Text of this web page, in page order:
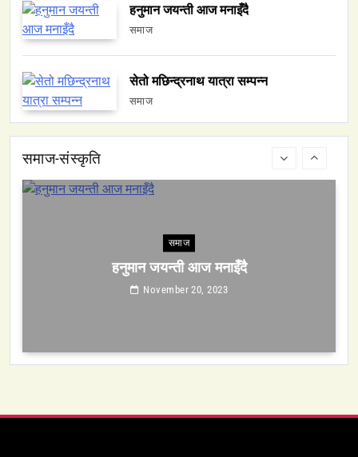
हनुमान जयन्ती आज मनाइँदै
समाज
सेतो मछिन्द्रनाथ यात्रा सम्पन्न
समाज
समाज-संस्कृति
हनुमान जयन्ती आज मनाइँदै
समाज